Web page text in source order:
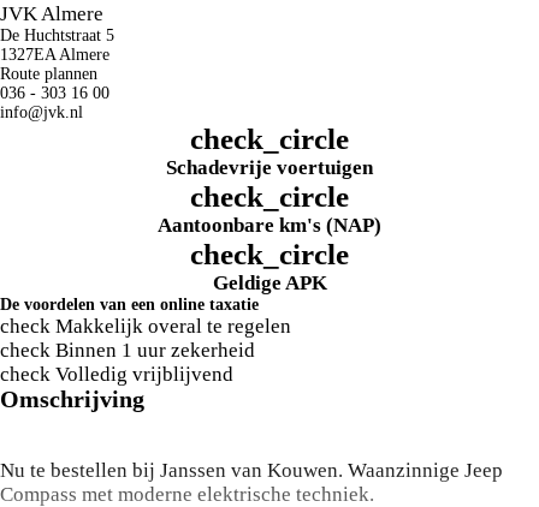
JVK Almere
De Huchtstraat 5
1327EA Almere
Route plannen
036 - 303 16 00
info@jvk.nl
check_circle
Schadevrije voertuigen
check_circle
Aantoonbare km's (NAP)
check_circle
Geldige APK
De voordelen van een online taxatie
check Makkelijk overal te regelen
check Binnen 1 uur zekerheid
check Volledig vrijblijvend
Omschrijving
Nu te bestellen bij Janssen van Kouwen. Waanzinnige Jeep
Compass met moderne elektrische techniek.